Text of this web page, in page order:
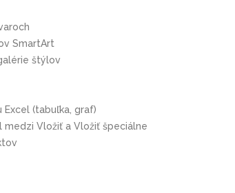
SmartArt
štýlov
(tabuľka, graf)
Vložiť a Vložiť špeciálne